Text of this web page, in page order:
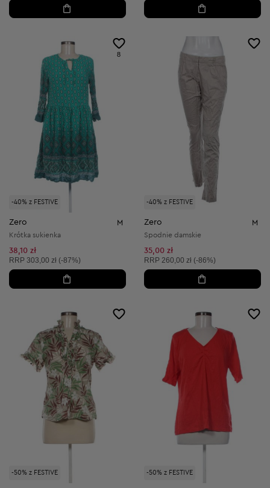
-40% z FESTIVE
8
Zero M
Krótka sukienka
38,10 zł
Cena sugerowana:
RRP 303,00 zł (-87%)
-40% z FESTIVE
Zero M
Spodnie damskie
35,00 zł
Cena sugerowana:
RRP 260,00 zł (-86%)
-50% z FESTIVE -50% z FESTIVE